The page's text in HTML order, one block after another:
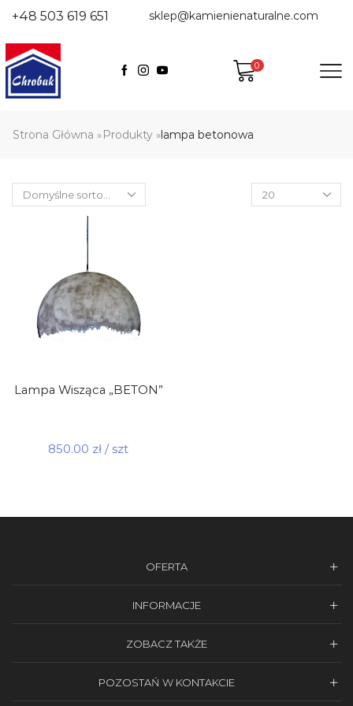
+48 503 619 651 sklep@kamienienaturalne.com
0
Strona Główna »Produkty »lampa betonowa
Products
per
Lampa Wisząca „BETON”
850.00 zł / szt
OFERTA
INFORMACJE
ZOBACZ TAKŻE
POZOSTAŃ W KONTAKCIE